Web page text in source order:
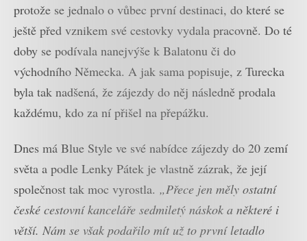
protože se jednalo o vůbec první destinaci, do které se
ještě před vznikem své cestovky vydala pracovně. Do té
doby se podívala nanejvýše k Balatonu či do
východního Německa. A jak sama popisuje, z Turecka
byla tak nadšená, že zájezdy do něj následně prodala
každému, kdo za ní přišel na přepážku.
Dnes má Blue Style ve své nabídce zájezdy do 20 zemí
světa a podle Lenky Pátek je vlastně zázrak, že její
společnost tak moc vyrostla. „Přece jen měly ostatní
české cestovní kanceláře sedmiletý náskok a některé i
větší. Nám se však podařilo mít už to první letadlo